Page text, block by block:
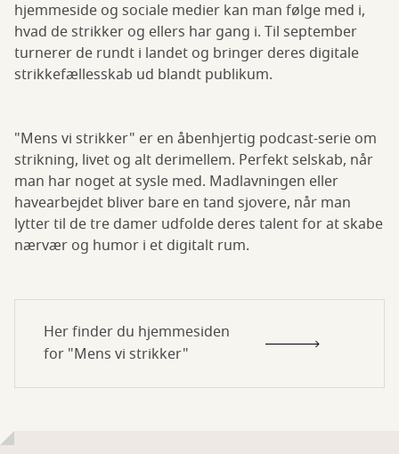
hjemmeside og sociale medier kan man følge med i,
hvad de strikker og ellers har gang i. Til september
turnerer de rundt i landet og bringer deres digitale
strikkefællesskab ud blandt publikum.
"Mens vi strikker" er en åbenhjertig podcast-serie om
strikning, livet og alt derimellem. Perfekt selskab, når
man har noget at sysle med. Madlavningen eller
havearbejdet bliver bare en tand sjovere, når man
lytter til de tre damer udfolde deres talent for at skabe
nærvær og humor i et digitalt rum.
Her finder du hjemmesiden
for "Mens vi strikker"